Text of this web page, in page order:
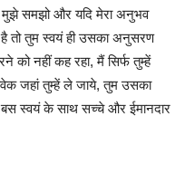
मुझे समझो और यदि मेरा अनुभव
है तो तुम स्वयं ही उसका अनुसरण
नहीं कह रहा, मैं सिर्फ तुम्हें
जहां तुम्हें ले जाये, तुम उसका
स्वयं के साथ सच्चे और ईमानदार